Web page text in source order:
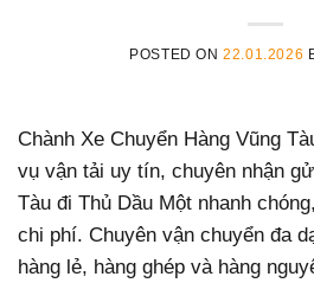
POSTED ON22.01.2026
Chành Xe Chuyển Hàng Vũng
vụ vận tải uy tín, chuyên nhận
Tàu đi Thủ Dầu Một nhanh
chi phí. Chuyên vận chuyển đa
hàng lẻ, hàng ghép và hàng